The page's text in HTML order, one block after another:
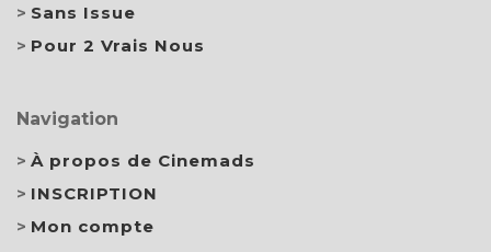
Sans Issue
Pour 2 Vrais Nous
Navigation
À propos de Cinemads
INSCRIPTION
Mon compte